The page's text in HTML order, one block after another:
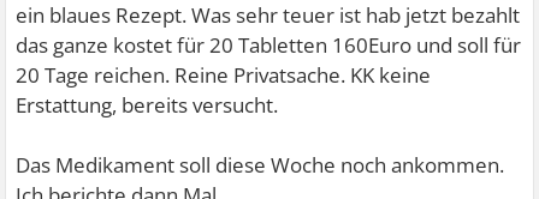
ein blaues Rezept. Was sehr teuer ist hab jetzt bezahlt
das ganze kostet für 20 Tabletten 160Euro und soll für
20 Tage reichen. Reine Privatsache. KK keine
Erstattung, bereits versucht.
Das Medikament soll diese Woche noch ankommen.